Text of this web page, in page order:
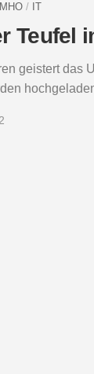
IMHO / IT
Teufel
geistert das